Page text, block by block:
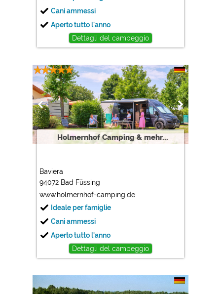
Cani ammessi
Aperto tutto l'anno
Dettagli del campeggio
Holmernhof Camping & mehr...
Baviera
94072 Bad Füssing
www.holmernhof-camping.de
Ideale per famiglie
Cani ammessi
Aperto tutto l'anno
Dettagli del campeggio